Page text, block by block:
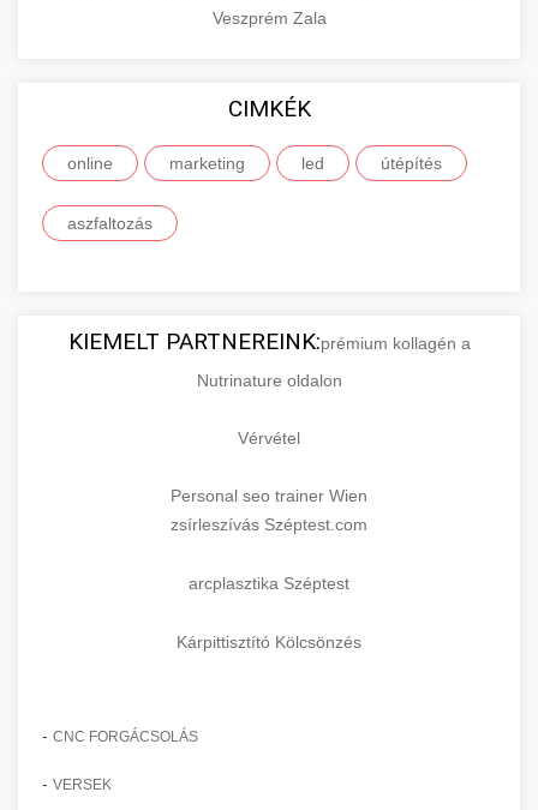
Veszprém Zala
CIMKÉK
online marketing led útépítés
aszfaltozás
KIEMELT PARTNEREINK:prémium kollagén a
Nutrinature oldalon
Vérvétel
Personal seo trainer Wien
zsírleszívás Széptest.com
arcplasztika Széptest
Kárpittisztító Kölcsönzés
- CNC FORGÁCSOLÁS
- VERSEK